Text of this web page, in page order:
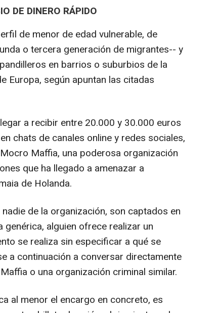
DE DINERO RÁPIDO
de menor de edad vulnerable, de
o tercera generación de migrantes-- y
en barrios o suburbios de la
Europa, según apuntan las citadas
a recibir entre 20.000 y 30.000 euros
chats de canales online y redes sociales,
Maffia, una poderosa organización
que ha llegado a amenazar a
de Holanda.
de la organización, son captados en
alguien ofrece realizar un
se realiza sin especificar a qué se
a continuación a conversar directamente
o una organización criminal similar.
al menor el encargo en concreto, es